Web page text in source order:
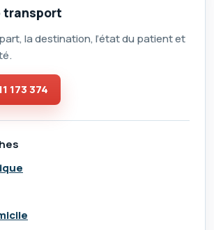
transport
la destination, l’état du patient et
173 374